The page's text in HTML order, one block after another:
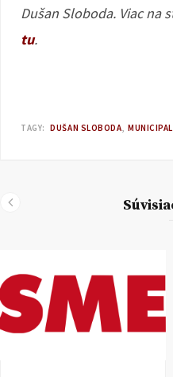
Dušan Sloboda. Viac na
tu.
TAGY: DUŠAN SLOBODA